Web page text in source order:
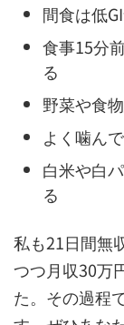
間食は低
食事15分
る
野菜や食
よく噛ん
白米や白
る
私も21日間無
つつ月収30万
た。その過程